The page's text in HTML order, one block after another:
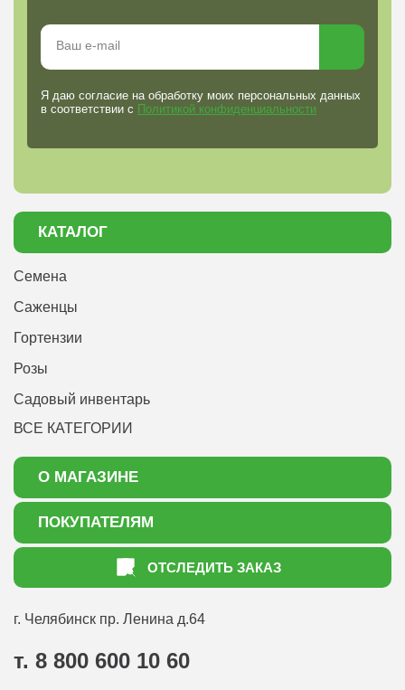
Я даю согласие на обработку моих персональных данных
в соответствии с Политикой конфиденциальности
КАТАЛОГ
Семена
Саженцы
Гортензии
Розы
Садовый инвентарь
ВСЕ КАТЕГОРИИ
О МАГАЗИНЕ
О нас
Акции
ПОКУПАТЕЛЯМ
Как оформить заказ
Статьи садоводу
Оптовым покупателям
ОТСЛЕДИТЬ ЗАКАЗ
г. Челябинск пр. Ленина д.64
т. 8 800 600 10 60